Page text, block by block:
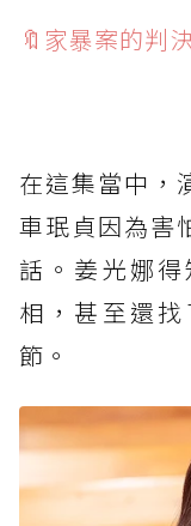
🔖家暴案的判
在這集當中，
車珉貞因為害
話。姜光娜
相，甚至還
節。